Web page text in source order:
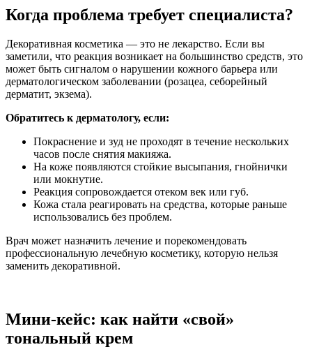
Когда проблема требует специалиста?
Декоративная косметика — это не лекарство. Если вы
заметили, что реакция возникает на большинство средств, это
может быть сигналом о нарушении кожного барьера или
дерматологическом заболевании (розацеа, себорейный
дерматит, экзема).
Обратитесь к дерматологу, если:
Покраснение и зуд не проходят в течение нескольких
часов после снятия макияжа.
На коже появляются стойкие высыпания, гнойнички
или мокнутие.
Реакция сопровождается отеком век или губ.
Кожа стала реагировать на средства, которые раньше
использовались без проблем.
Врач может назначить лечение и порекомендовать
профессиональную лечебную косметику, которую нельзя
заменить декоративной.
Мини-кейс: как найти «свой»
тональный крем